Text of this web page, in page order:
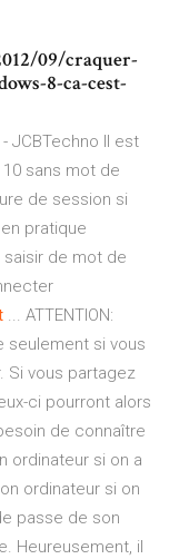
09/craquer-
8-ca-cest-
- JCBTechno Il est
sans mot de
de session si
pratique
saisir de mot de
... ATTENTION:
seulement si vous
Si vous partagez
ci pourront alors
de connaître
ordinateur si on a
ordinateur si on
passe de son
Heureusement, il